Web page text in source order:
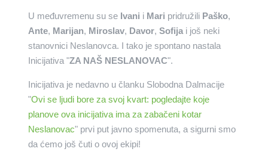
U međuvremenu su se Ivani i Mari pridružili Paško,
Ante, Marijan, Miroslav, Davor, Sofijai još neki
stanovnici Neslanovca. I tako je spontano nastala
Inicijativa "ZA NAŠ NESLANOVAC".
Inicijativa je nedavno u članku Slobodna Dalmacije
"Ovi se ljudi bore za svoj kvart: pogledajte koje
planove ova inicijativa ima za zabačeni kotar
Neslanovac" prvi put javno spomenuta, a sigurni smo
da ćemo još čuti o ovoj ekipi!